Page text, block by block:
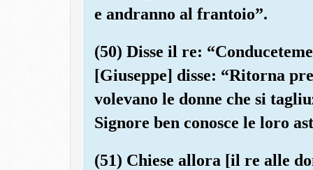
e andranno al frantoio”.
(50) Disse il re:
[Giuseppe] disse: “Ritorna
volevano le donne che si
Signore ben conosce le loro
(51) Chiese allora [il re alle